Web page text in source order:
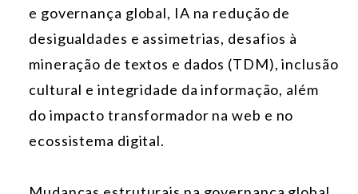
e governança global, IA na redução de
desigualdades e assimetrias, desafios à
mineração de textos e dados (TDM), inclusão
cultural e integridade da informação, além
do impacto transformador na web e no
ecossistema digital.